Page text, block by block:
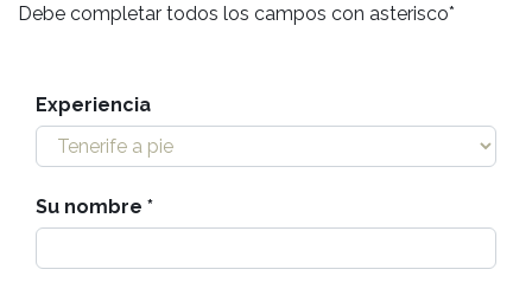
Debe completar todos los campos con asterisco*
Experiencia
Su nombre